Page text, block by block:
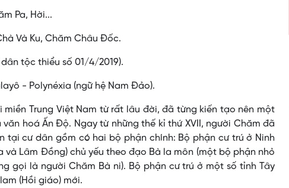
Pa, Hời...
Và Ku, Chăm Châu Ðốc.
tộc thiểu số 01/4/2019).
- Polynéxia (ngữ hệ Nam Ðảo).
Trung Việt Nam từ rất lâu đời, đã từng kiến tạo nên một
hoá Ấn Ðộ. Ngay từ những thế kỉ thứ XVII, người Chăm đã
tại cư dân gồm có hai bộ phận chính: Bộ phận cư trú ở Ninh
và Lâm Đồng) chủ yếu theo đạo Bà la môn (một bộ phận nhỏ
gọi là người Chăm Bà ni). Bộ phận cư trú ở một số tỉnh Tây
(Hồi giáo) mới.